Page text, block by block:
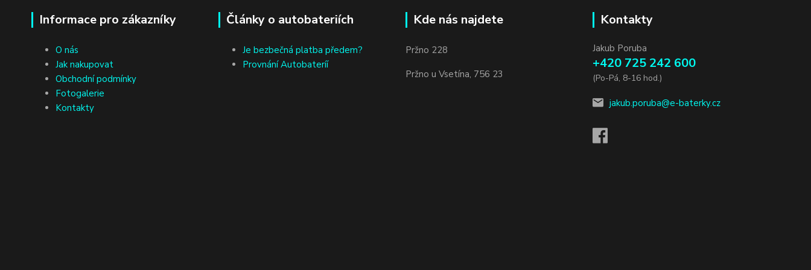
Informace pro zákazníky
O nás
Jak nakupovat
Obchodní podmínky
Fotogalerie
Kontakty
Články o autobateriích
Je bezbečná platba předem?
Provnání Autobateríí
Kde nás najdete
Pržno 228
Pržno u Vsetína, 756 23
Kontakty
Jakub Poruba
+420 725 242 600
(Po-Pá, 8-16 hod.)
jakub.poruba@e-baterky.cz